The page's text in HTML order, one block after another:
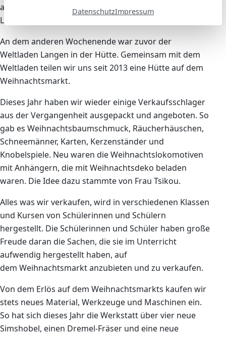
an einem Wochenende auf dem
Langener Weihnachtsmarkt vertreten.
An dem anderen Wochenende war zuvor der
Weltladen Langen in der Hütte. Gemeinsam mit dem
Weltladen teilen wir uns seit 2013 eine Hütte auf dem
Weihnachtsmarkt.
Dieses Jahr haben wir wieder einige Verkaufsschlager
aus der Vergangenheit ausgepackt und angeboten. So
gab es Weihnachtsbaumschmuck, Räucherhäuschen,
Schneemänner, Karten, Kerzenständer und
Knobelspiele. Neu waren die Weihnachtslokomotiven
mit Anhängern, die mit Weihnachtsdeko beladen
waren. Die Idee dazu stammte von Frau Tsikou.
Alles was wir verkaufen, wird in verschiedenen Klassen
und Kursen von Schülerinnen und Schülern
hergestellt. Die Schülerinnen und Schüler haben große
Freude daran die Sachen, die sie im Unterricht
aufwendig hergestellt haben, auf
dem Weihnachtsmarkt anzubieten und zu verkaufen.
Von dem Erlös auf dem Weihnachtsmarkts kaufen wir
stets neues Material, Werkzeuge und Maschinen ein.
So hat sich dieses Jahr die Werkstatt über vier neue
Simshobel, einen Dremel-Fräser und eine neue
DatenschutzImpressum